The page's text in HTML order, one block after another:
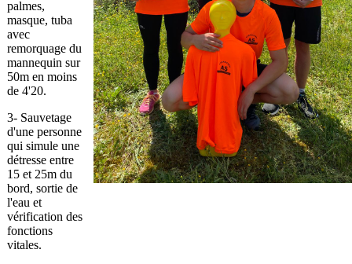
palmes,
masque, tuba
avec
remorquage du
mannequin sur
50m en moins
de 4'20.
3- Sauvetage
d'une personne
qui simule une
détresse entre
15 et 25m du
bord, sortie de
l'eau et
vérification des
fonctions
vitales.